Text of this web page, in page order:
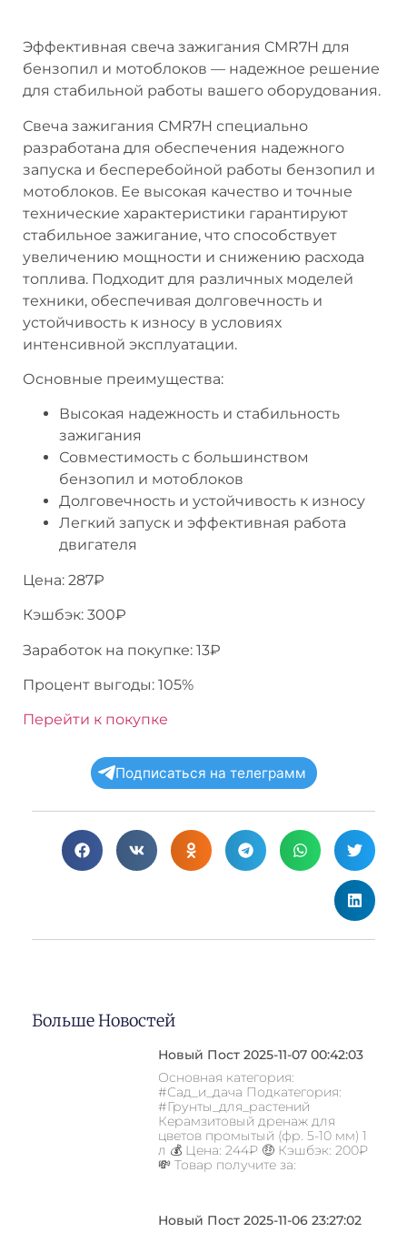
Эффективная свеча зажигания CMR7H для
бензопил и мотоблоков — надежное решение
для стабильной работы вашего оборудования.
Свеча зажигания CMR7H специально
разработана для обеспечения надежного
запуска и бесперебойной работы бензопил и
мотоблоков. Ее высокая качество и точные
технические характеристики гарантируют
стабильное зажигание, что способствует
увеличению мощности и снижению расхода
топлива. Подходит для различных моделей
техники, обеспечивая долговечность и
устойчивость к износу в условиях
интенсивной эксплуатации.
Основные преимущества:
Высокая надежность и стабильность
зажигания
Совместимость с большинством
бензопил и мотоблоков
Долговечность и устойчивость к износу
Легкий запуск и эффективная работа
двигателя
Цена: 287₽
Кэшбэк: 300₽
Заработок на покупке: 13₽
Процент выгоды: 105%
Перейти к покупке
Подписаться на телеграмм
Больше Новостей
Новый Пост 2025-11-07 00:42:03
Основная категория:
#Сад_и_дача Подкатегория:
#Грунты_для_растений
Керамзитовый дренаж для
цветов промытый (фр. 5-10 мм) 1
л 💰 Цена: 244₽ 🤑 Кэшбэк: 200₽
💸 Товар получите за:
Новый Пост 2025-11-06 23:27:02